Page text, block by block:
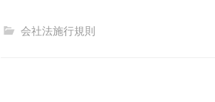
会社法施行規則